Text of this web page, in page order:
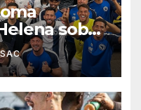
sobe
vence
contra o
da